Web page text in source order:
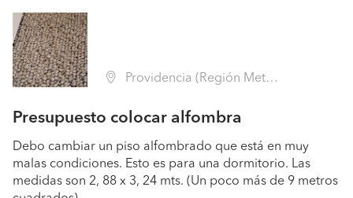
Providencia (Región Metropolitana - Santiago)
Presupuesto colocar alfombra
Debo cambiar un piso alfombrado que está en muy
malas condiciones. Esto es para una dormitorio. Las
medidas son 2, 88 x 3, 24 mts. (Un poco más de 9 metros